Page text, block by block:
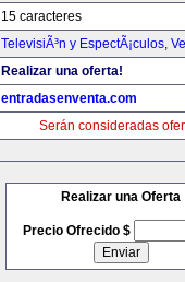
15 caracteres
TelevisiÃ³n y EspectÃ¡culos,
Realizar una oferta!
entradasenventa.com
Serán consideradas
Realizar una Oferta
Precio Ofrecido $